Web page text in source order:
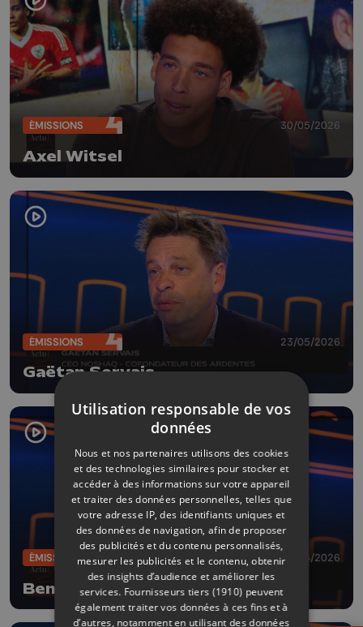
ÉMISSIONS 30/05/2026
Axel Witsel
ÉMISSIONS 23/05/2026
Gaëtan Servais
ÉMISSIONS 16/05/2026
Benoît Gilson
Utilisation responsable de vos
données
Nous et nos partenaires utilisons des cookies
et des technologies similaires pour stocker et
accéder à des informations sur votre appareil
et traiter des données personnelles, telles que
votre adresse IP, des identifiants uniques et
des données de navigation, afin de proposer
des publicités et du contenu personnalisés,
mesurer les publicités et le contenu, obtenir
des insights d’audience et améliorer les
services. Fournisseurs tiers (1910) peuvent
également traiter vos données à ces fins et à
d’autres, notamment en utilisant des données